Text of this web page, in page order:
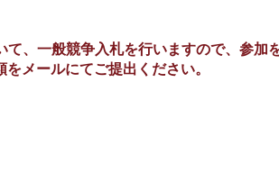
、一般競争入札を行いますので、参加
メールにてご提出ください。